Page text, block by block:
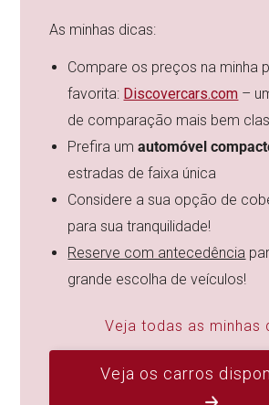
As minhas dicas:
Compare os preços na minha
favorita: Discovercars.com –
de comparação mais bem
Prefira umautomóvel
estradas de faixa única
Considere a sua opção de
para sua tranquilidade!
Reserve com antecedência
grande escolha de veículos!
Veja todas as minhas
Veja os carros